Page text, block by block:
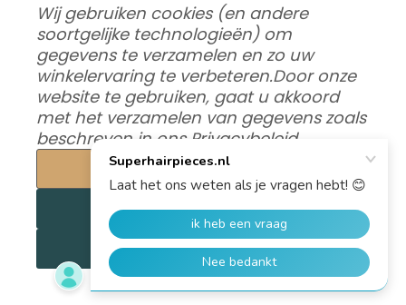
0Likes 0Weergaven
Leave a Reply
Comment
Wij gebruiken cookies (en andere
soortgelijke technologieën) om
gegevens te verzamelen en zo uw
winkelervaring te verbeteren.Door onze
website te gebruiken, gaat u akkoord
met het verzamelen van gegevens zoals
beschreven in ons Privacybeleid.
Instellingen
Alles afwijzen
Alle cookies aanvaarden